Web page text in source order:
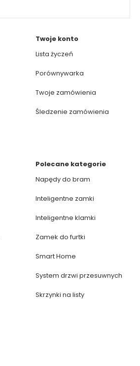
Twoje konto
Lista życzeń
Porównywarka
Twoje zamówienia
Śledzenie zamówienia
Polecane kategorie
Napędy do bram
Inteligentne zamki
Inteligentne klamki
Zamek do furtki
Smart Home
System drzwi przesuwnych
Skrzynki na listy